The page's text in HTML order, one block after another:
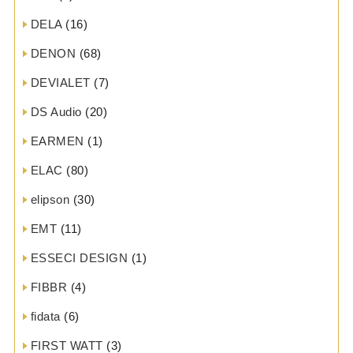
DELA(16)
DENON (68)
DEVIALET (7)
DS Audio (20)
EARMEN (1)
ELAC (80)
elipson (30)
EMT (11)
ESSECI DESIGN (1)
FIBBR (4)
fidata (6)
FIRST WATT (3)